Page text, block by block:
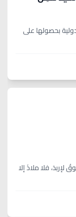
بحصولها على
لإربدَ، فلا ملاذَ إلا